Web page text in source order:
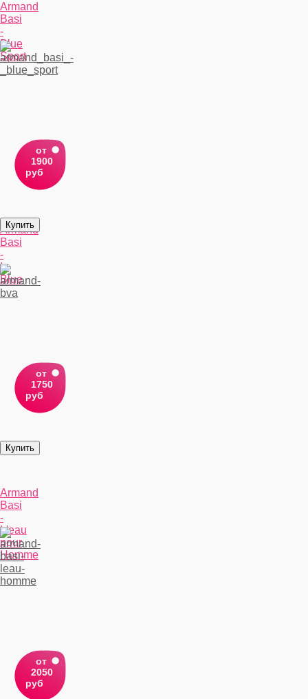
Armand
Basi
-
Blue
Sport
от
1900
руб
Armand
Basi
-
In
Blue
от
1750
руб
Armand
Basi
-
L'eau
pour
Homme
от
2050
руб